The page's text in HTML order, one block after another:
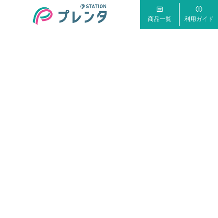
商品一覧 利用ガイド